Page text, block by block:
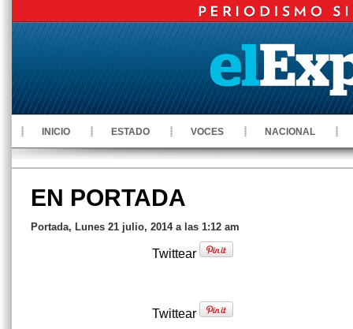
INICIO ESTADO VOCES NACIONAL
EN PORTADA
Portada, Lunes 21 julio, 2014 a las 1:12 am
Twittear
Twittear